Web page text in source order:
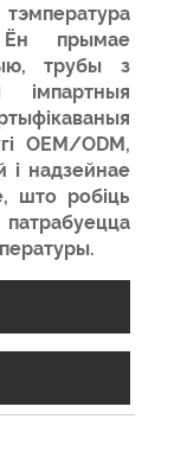
прымае
трубы з
OEM/ODM,
і надзейнае
што робіць